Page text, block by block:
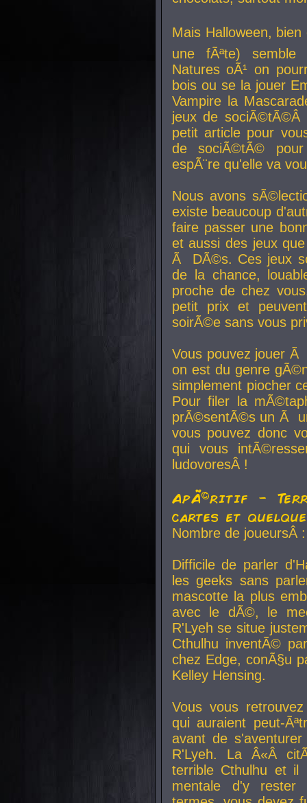
Mais Halloween, bien
une fÃªte) semble
Natures oÃ¹ on
bois ou se la jouer
Vampire la
jeux de
petit article pour
de sociÃ©tÃ©
espÃ¨re qu'elle va
Nous avons
existe beaucoup
faire passer une
et aussi des jeux
Ã DÃ©s. Ces jeux
de la chance,
proche de chez
petit prix et
soirÃ©e sans vous
Vous pouvez jouer
on est du genre
simplement piocher
Pour filer la
prÃ©sentÃ©s un Ã
vous pouvez donc
qui vous
ludovoresÂ !
ApÃ©ritif -
cartes et
Nombre de
Difficile de parler
les geeks sans
mascotte la plus
avec le dÃ©, le
R'Lyeh se situe
Cthulhu inventÃ©
chez Edge, conÃ§u
Kelley Hensing.
Vous vous
qui auraient peut-
avant de
R'Lyeh. La Â«Â
terrible Cthulhu et
mentale d'y rester